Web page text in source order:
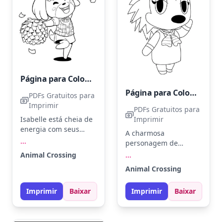
sombras suaves.
Página para Colorir Animal Crossing
PDFs Gratuitos para
Imprimir
Isabelle está cheia de
energia com seus
evento! Seus pompons
seu vestido pode ser
vermelho com
detalhes brancos.
Experimente usar
...
Animal Crossing
Imprimir Baixar
Página para Colorir Animal Crossing em Alta Definição
PDFs Gratuitos para
Imprimir
A charmosa
personagem de
Use tons de azul claro,
marrom e rosa para
destacar seu vestido e
acessórios.
...
Animal Crossing
Imprimir Baixar